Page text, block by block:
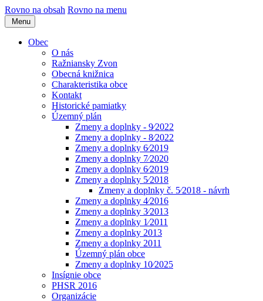
Rovno na obsah Rovno na menu
Menu
Obec
O nás
Ražniansky Zvon
Obecná knižnica
Charakteristika obce
Kontakt
Historické pamiatky
Územný plán
Zmeny a doplnky - 9⁄2022
Zmeny a doplnky - 8⁄2022
Zmeny a doplnky 6⁄2019
Zmeny a doplnky 7⁄2020
Zmeny a doplnky 6⁄2019
Zmeny a doplnky 5⁄2018
Zmeny a doplnky č. 5⁄2018 - návrh
Zmeny a doplnky 4⁄2016
Zmeny a doplnky 3⁄2013
Zmeny a doplnky 1⁄2011
Zmeny a doplnky 2013
Zmeny a doplnky 2011
Územný plán obce
Zmeny a doplnky 10⁄2025
Insígnie obce
PHSR 2016
Organizácie